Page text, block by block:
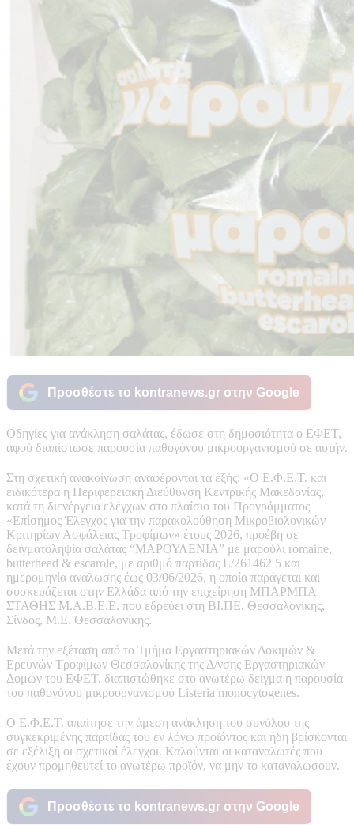
Προσθέστε το kontranews.gr στην Google
Οδηγίες για ανάκληση σαλάτας, έδωσε στη δημοσιότητα ο ΕΦΕΤ,
αφού διαπίστωσε παρουσία παθογόνου μικροοργανισμού σε αυτήν.
Στη σχετική ανακοίνωση αναφέρονται τα εξής: «Ο Ε.Φ.Ε.Τ. και
ειδικότερα η Περιφερειακή Διεύθυνση Κεντρικής Μακεδονίας,
κατά τη διενέργεια ελέγχων στο πλαίσιο του Προγράμματος
«Επίσημος Έλεγχος για την παρακολούθηση Μικροβιολογικών
Κριτηρίων Ασφάλειας Τροφίμων» έτους 2026, προέβη σε
δειγματοληψία σαλάτας “ΜΑΡΟΥΛΕΝΙΑ” με μαρούλι romaine,
butterhead & escarole, με αριθμό παρτίδας L/261462 5 και
ημερομηνία ανάλωσης έως 03/06/2026, η οποία παράγεται και
συσκευάζεται στην Ελλάδα από την επιχείρηση ΜΠΑΡΜΠΑ
ΣΤΑΘΗΣ Μ.Α.Β.Ε.Ε. που εδρεύει στη ΒΙ.ΠΕ. Θεσσαλονίκης,
Σίνδος, Μ.Ε. Θεσσαλονίκης.
Μετά την εξέταση από το Τμήμα Εργαστηριακών Δοκιμών &
Ερευνών Τροφίμων Θεσσαλονίκης της Δ/νσης Εργαστηριακών
Δομών του ΕΦΕΤ, διαπιστώθηκε στο ανωτέρω δείγμα η παρουσία
του παθογόνου μικροοργανισμού Listeria monocytogenes.
Ο Ε.Φ.Ε.Τ. απαίτησε την άμεση ανάκληση του συνόλου της
συγκεκριμένης παρτίδας του εν λόγω προϊόντος και ήδη βρίσκονται
σε εξέλιξη οι σχετικοί έλεγχοι. Καλούνται οι καταναλωτές που
έχουν προμηθευτεί το ανωτέρω προϊόν, να μην το καταναλώσουν.
Προσθέστε το kontranews.gr στην Google